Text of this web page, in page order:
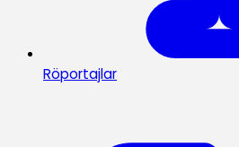
Röportajlar